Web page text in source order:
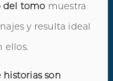
del tomo muestra
y resulta ideal
ellos.
historias son